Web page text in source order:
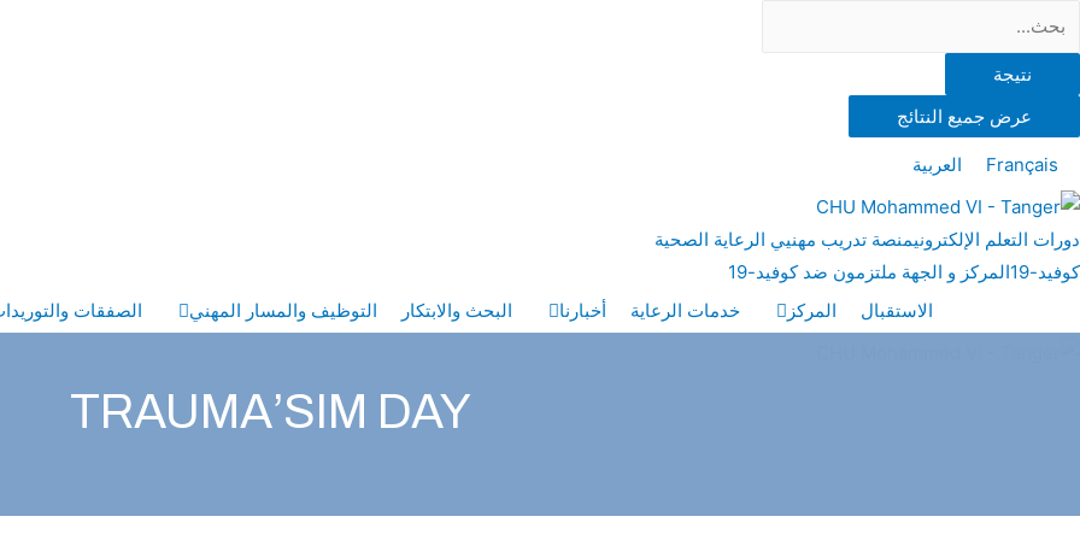
نتيجة
عرض جميع النتائج
Français العربية
دورات التعلم الإلكترونيمنصة تدريب مهنيي الرعاية الصحية
كوفيد-19
المركز و الجهة ملتزمون ضد كوفيد-19
الاستقبال
المركز خدمات الرعاية أخبارنا البحث والابتكار التوظيف والمسار المهني الصفقات
TRAUMA’SIM DAY